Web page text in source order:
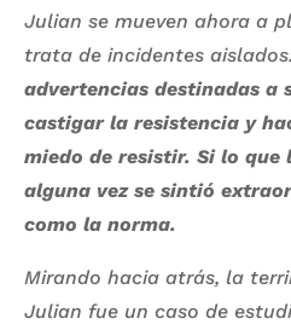
Julian se mueven ahora a
trata de incidentes aislados.
advertencias destinadas a
castigar la resistencia y
miedo de resistir. Si lo que
alguna vez se sintió
como la norma.
Mirando hacia atrás, la
Julian fue un caso de